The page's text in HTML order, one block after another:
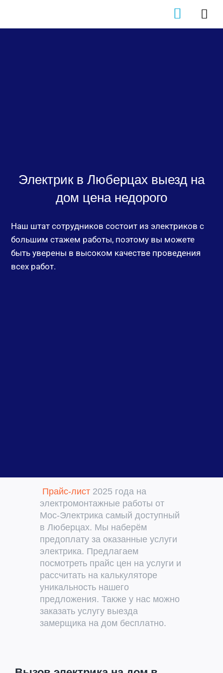
Электрик в Люберцах выезд на
дом цена недорого
Наш штат сотрудников состоит из электриков с
большим стажем работы, поэтому вы можете
быть уверены в высоком качестве проведения
всех работ.
Прайс-лист2025 года на
электромонтажные работы от
Мос-Электрика самый доступный
в Люберцах. Мы наберём
предоплату за оказанные услуги
электрика. Предлагаем
посмотреть прайс цен на услуги и
рассчитать на калькуляторе
уникальность нашего
предложения. Также у нас можно
заказать услугу выезда
замерщика на дом бесплатно.